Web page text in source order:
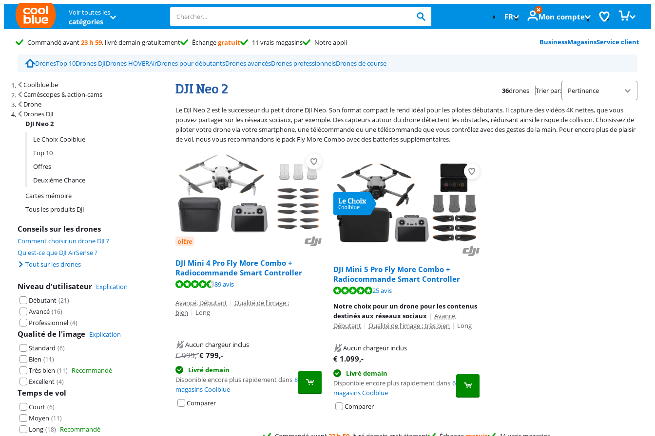
Voir toutes les
catégories FR Mon compte
Commandé avant23 h 59, livré demain gratuitement Échangegratuit 11 vrais magasins Notre appli BusinessMagasinsService client
DronesTop 10Drones DJIDrones HOVERAirDrones pour débutantsDrones avancésDrones professionnelsDrones de course
Coolblue.be
Caméscopes & action-cams
Drone
Drones DJI
DJI Neo 2
Le Choix Coolblue
Top 10
Offres
Deuxième Chance
Cartes mémoire
Tous les produits DJI
Conseils sur les drones
Comment choisir un drone DJI ?
Qu'est-ce que DJI AirSense ?
Tout sur les drones
Niveau d'utilisateur Explication
Débutant (21)
Avancé (16)
Professionnel (4)
Qualité de l'image Explication
Standard (6)
Bien (11)
Très bien (11) Recommandé
Excellent (4)
Temps de vol
Court (6)
Moyen (11)
Long (18) Recommandé
DJI Neo 2
Résultats de recherche et tri
36drones Trier par:
Le DJI Neo 2 est le successeur du petit drone DJI Neo. Son format compact le rend idéal pour les pilotes débutants. Il capture des vidéos 4K nettes, que vous
pouvez partager sur les réseaux sociaux, par exemple. Des capteurs autour du drone détectent les obstacles, réduisant ainsi le risque de collision. Choisissez de
piloter votre drone via votre smartphone, une télécommande ou une télécommande que vous contrôlez avec des gestes de la main. Pour encore plus de plaisir
de vol, nous vous recommandons le pack Fly More Combo avec des batteries supplémentaires.
offre
DJI Mini 4 Pro Fly More Combo +
Radiocommande Smart Controller
La note est de 8,9 sur 10, basée sur 89 avis.
89 avis
Avancé, Débutant | Qualité de l'image :
bien | Long
Aucun chargeur inclus
€999,-€ 799,-
Livré demain
Disponible encore plus rapidement dans 8
magasins Coolblue
Comparer
DJI Mini 5 Pro Fly More Combo +
Radiocommande Smart Controller
La note est de 9,5 sur 10, basée sur 25 avis.
25 avis
Notre choix pour un drone pour les contenus
destinés aux réseaux sociaux | Avancé,
Débutant | Qualité de l'image : très bien | Long
Aucun chargeur inclus
€ 1.099,-
Livré demain
Disponible encore plus rapidement dans 6
magasins Coolblue
Comparer